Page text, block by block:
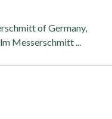
of Germany,
Messerschmitt ...